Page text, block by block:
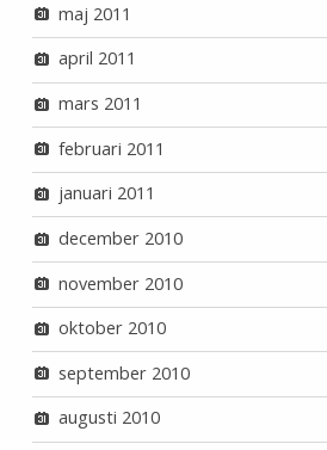
maj 2011
april 2011
mars 2011
februari 2011
januari 2011
december 2010
november 2010
oktober 2010
september 2010
augusti 2010